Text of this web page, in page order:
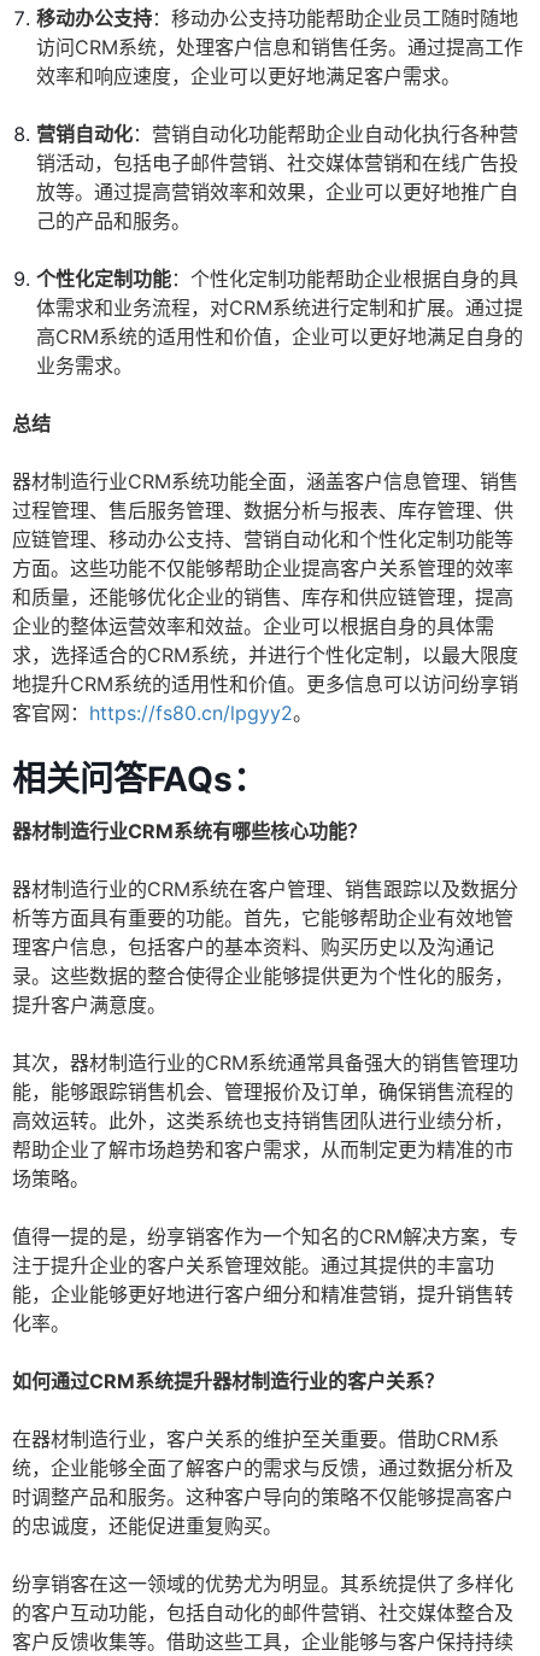
移动办公支持：移动办公支持功能帮助企业员工随时随地
访问CRM系统，处理客户信息和销售任务。通过提高工作
效率和响应速度，企业可以更好地满足客户需求。
营销自动化：营销自动化功能帮助企业自动化执行各种营
销活动，包括电子邮件营销、社交媒体营销和在线广告投
放等。通过提高营销效率和效果，企业可以更好地推广自
己的产品和服务。
个性化定制功能：个性化定制功能帮助企业根据自身的具
体需求和业务流程，对CRM系统进行定制和扩展。通过提
高CRM系统的适用性和价值，企业可以更好地满足自身的
业务需求。
总结
器材制造行业CRM系统功能全面，涵盖客户信息管理、销售
过程管理、售后服务管理、数据分析与报表、库存管理、供
应链管理、移动办公支持、营销自动化和个性化定制功能等
方面。这些功能不仅能够帮助企业提高客户关系管理的效率
和质量，还能够优化企业的销售、库存和供应链管理，提高
企业的整体运营效率和效益。企业可以根据自身的具体需
求，选择适合的CRM系统，并进行个性化定制，以最大限度
地提升CRM系统的适用性和价值。更多信息可以访问纷享销
客官网： https://fs80.cn/lpgyy2。
相关问答FAQs：
器材制造行业CRM系统有哪些核心功能？
器材制造行业的CRM系统在客户管理、销售跟踪以及数据分
析等方面具有重要的功能。首先，它能够帮助企业有效地管
理客户信息，包括客户的基本资料、购买历史以及沟通记
录。这些数据的整合使得企业能够提供更为个性化的服务，
提升客户满意度。
其次，器材制造行业的CRM系统通常具备强大的销售管理功
能，能够跟踪销售机会、管理报价及订单，确保销售流程的
高效运转。此外，这类系统也支持销售团队进行业绩分析，
帮助企业了解市场趋势和客户需求，从而制定更为精准的市
场策略。
值得一提的是，纷享销客作为一个知名的CRM解决方案，专
注于提升企业的客户关系管理效能。通过其提供的丰富功
能，企业能够更好地进行客户细分和精准营销，提升销售转
化率。
如何通过CRM系统提升器材制造行业的客户关系？
在器材制造行业，客户关系的维护至关重要。借助CRM系
统，企业能够全面了解客户的需求与反馈，通过数据分析及
时调整产品和服务。这种客户导向的策略不仅能够提高客户
的忠诚度，还能促进重复购买。
纷享销客在这一领域的优势尤为明显。其系统提供了多样化
的客户互动功能，包括自动化的邮件营销、社交媒体整合及
客户反馈收集等。借助这些工具，企业能够与客户保持持续